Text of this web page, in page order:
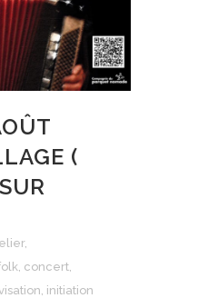
(
,
concert
initiation